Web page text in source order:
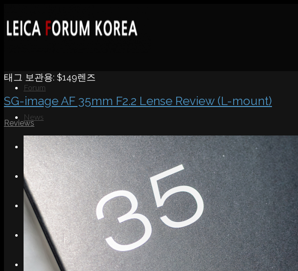
Forum
News
Portfolio
About
Contact
Search
Menu
태그 보관용: $149렌즈
SG-image AF 35mm F2.2 Lense Review (L-mount)
Reviews